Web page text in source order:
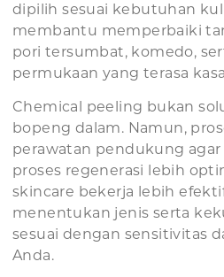
dipilih sesuai kebutuhan
membantu memperbaiki
pori tersumbat, komedo,
permukaan yang terasa
Chemical peeling bukan
bopeng dalam. Namun,
perawatan pendukung
proses regenerasi lebih
skincare bekerja lebih
menentukan jenis serta
sesuai dengan sensitivitas
Anda.